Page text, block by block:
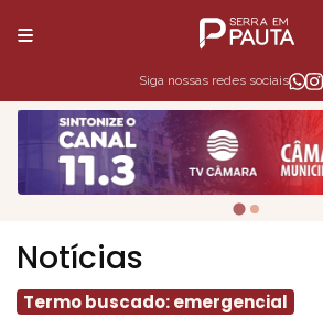
Siga nossas redes sociais
Notícias
Termo buscado: emergencial